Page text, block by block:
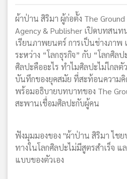
ผ้าป่าน สิริมา ผู้ก่อตั้ง The
Agency & Publisher เปิดบทสนท
เรียนภาพยนตร์ การเป็นช่างภาพ
ระหว่าง “โลกธุรกิจ” กับ “โลกศิล
ศิลปะคืออะไร ทำไมศิลปะไม่ไกล
บันทึกของยุคสมัย ที่สะท้อนความ
พร้อมอธิบายบทบาทของ The
สะพานเชื่อมศิลปะกับผู้คน
ฟังมุมมองของ "ผ้าป่าน สิริมา ไช
ทางในโลกศิลปะไม่มีสูตรสำเร็จ แ
แบบของตัวเอง